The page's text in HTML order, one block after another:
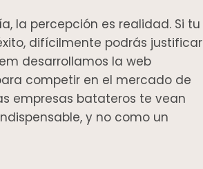
la percepción es realidad. Si tu
difícilmente podrás justificar
desarrollamos la web
competir en el mercado de
empresas batateros te vean
y no como un